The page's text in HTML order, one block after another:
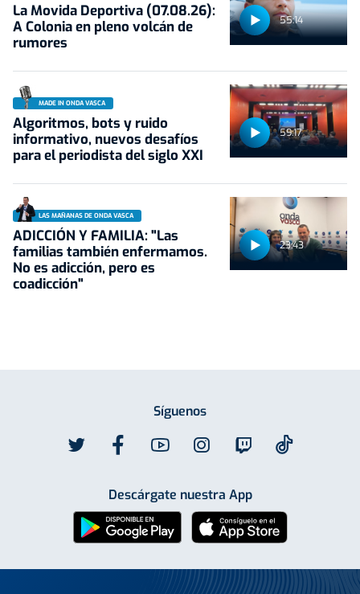
55:14
La Movida Deportiva (07.08.26):
A Colonia en pleno volcán de
rumores
59:17
MADE IN ONDA VASCA
Algoritmos, bots y ruido
informativo, nuevos desafíos
para el periodista del siglo XXI
23:43
LAS MAÑANAS DE ONDA VASCA
ADICCIÓN Y FAMILIA: "Las
familias también enfermamos.
No es adicción, pero es
coadicción"
Síguenos
Descárgate nuestra App